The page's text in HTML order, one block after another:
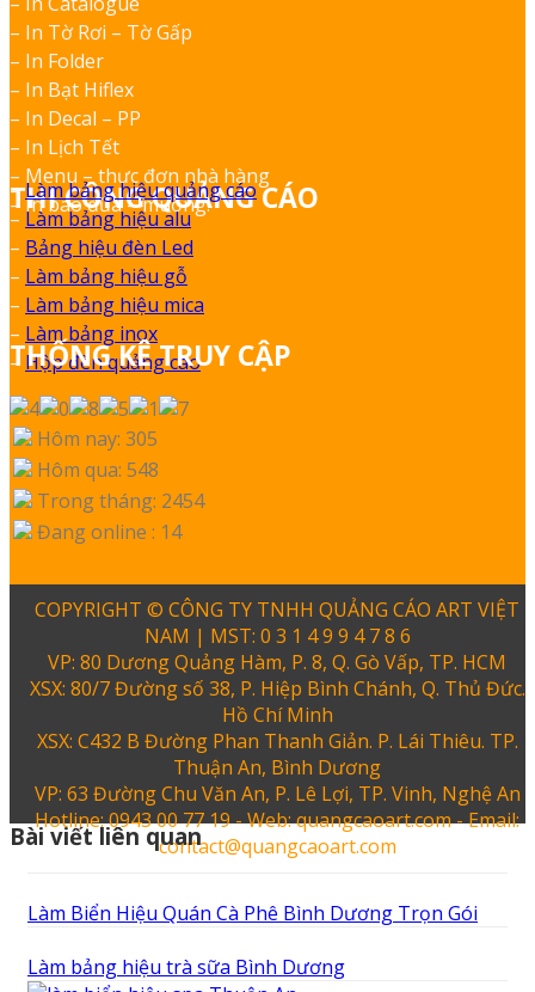
– In Tờ Rơi – Tờ Gấp
– In Folder
– In Bạt Hiflex
– In Decal – PP
– In Lịch Tết
– Menu – thực đơn nhà hàng
– In bao đũa – muỗng.
THI CÔNG QUẢNG CÁO
–Làm bảng hiệu quảng cáo
– Làm bảng hiệu alu
– Bảng hiệu đèn Led
– Làm bảng hiệu gỗ
– Làm bảng hiệu mica
– Làm bảng inox
– Hộp đèn quảng cáo
THỐNG KÊ TRUY CẬP
Hôm nay: 305
Hôm qua: 548
Trong tháng: 2454
Đang online : 14
COPYRIGHT © CÔNG TY TNHH QUẢNG CÁO ART VIỆT
NAM | MST: 0 3 1 4 9 9 4 7 8 6
VP: 80 Dương Quảng Hàm, P. 8, Q. Gò Vấp, TP. HCM
XSX: 80/7 Đường số 38, P. Hiệp Bình Chánh, Q. Thủ Đức.
Hồ Chí Minh
XSX: C432 B Đường Phan Thanh Giản. P. Lái Thiêu. TP.
Thuận An, Bình Dương
VP: 63 Đường Chu Văn An, P. Lê Lợi, TP. Vinh, Nghệ An
Hotline: 0943 00 77 19 - Web: quangcaoart.com - Email:
contact@quangcaoart.com
Bài viết liên quan
Làm Biển Hiệu Quán Cà Phê Bình Dương Trọn Gói
Làm bảng hiệu trà sữa Bình Dương